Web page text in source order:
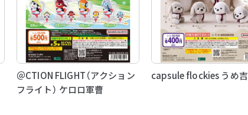
＠CTION FLIGHT（アクション
フライト） ケロロ軍曹
capsule flockies うめ吉